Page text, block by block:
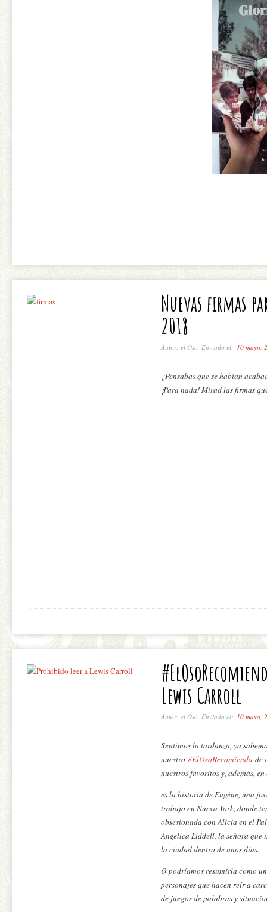
Nuevas firmas
2018
Autor: el Oso, Enviado el: 10 mayo,
¿Pensabas que se habían
¡Para nada! Mirad las firmas
Lewis Carroll
Autor: el Oso, Enviado el: 10 mayo,
Sentimos la tardanza, ya
nuestro #ElOsoRecomienda de
nuestros favoritos y, además,
es la historia de Eugène, una
trabajo en Nueva York, donde
obsesionada con Alicia en el
Angelica Liddell, la señora
la ciudad dentro de unos días.
O podríamos resumirla como
personajes que hacen reír a
de juegos de palabras y